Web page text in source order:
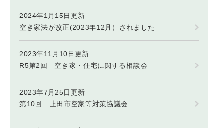
2024年1月15日更新
空き家法が改正(2023年12月）されました
2023年11月10日更新
R5第2回 空き家・住宅に関する相談会
2023年7月25日更新
第10回 上田市空家等対策協議会